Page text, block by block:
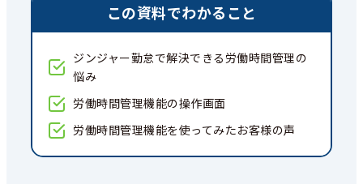
この資料でわかること
ジンジャー勤怠で解決できる労働時間管理の
悩み
労働時間管理機能の操作画面
労働時間管理機能を使ってみたお客様の声